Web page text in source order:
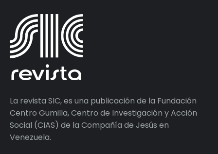
La revista SIC, es una publicación de la Fundación
Centro Gumilla, Centro de Investigación y Acción
Social (CIAS) de la Compañía de Jesús en
Venezuela.